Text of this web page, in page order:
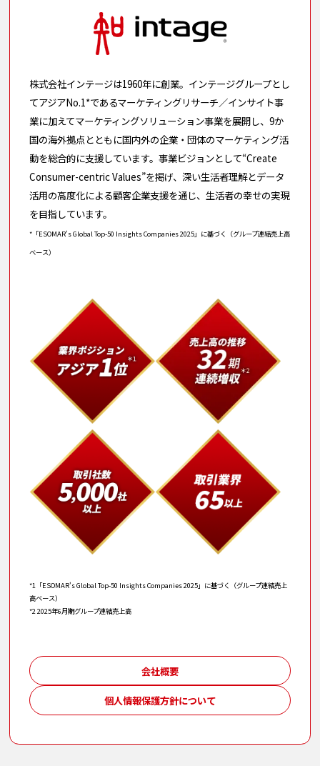
株式会社インテージは1960年に創業。インテージグループとし
てアジアNo.1*であるマーケティングリサーチ／インサイト事
業に加えてマーケティングソリューション事業を展開し、9か
国の海外拠点とともに国内外の企業・団体のマーケティング活
動を総合的に支援しています。事業ビジョンとして“Create
Consumer-centric Values”を掲げ、深い生活者理解とデータ
活用の高度化による顧客企業支援を通じ、生活者の幸せの実現
を目指しています。
*「ESOMAR's Global Top-50 Insights Companies 2025」に基づく（グループ連結売上高
ベース）
*1「ESOMAR's Global Top-50 Insights Companies 2025」に基づく（グループ連結売上
高ベース）
*2 2025年6月期グループ連結売上高
会社概要
個人情報保護方針について